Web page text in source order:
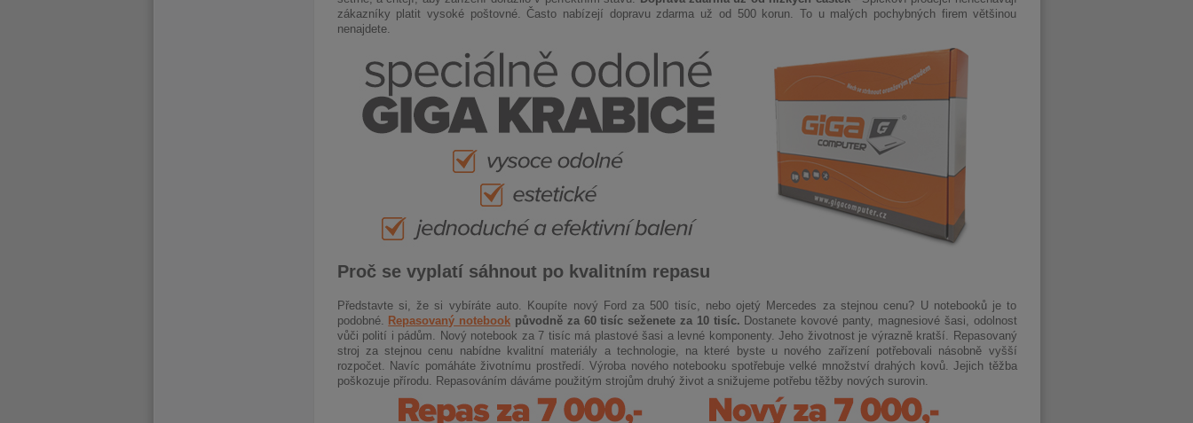
zákazníky platit vysoké poštovné. Často nabízejí dopravu zdarma už od 500 korun. To u malých pochybných firem většinou
nenajdete.
Proč se vyplatí sáhnout po kvalitním repasu
Představte si, že si vybíráte auto. Koupíte nový Ford za 500 tisíc, nebo ojetý Mercedes za stejnou cenu? U notebooků je to
podobné. Repasovaný notebook původně za 60 tisíc seženete za 10 tisíc. Dostanete kovové panty, magnesiové šasi, odolnost
vůči polití i pádům. Nový notebook za 7 tisíc má plastové šasi a levné komponenty. Jeho životnost je výrazně kratší. Repasovaný
stroj za stejnou cenu nabídne kvalitní materiály a technologie, na které byste u nového zařízení potřebovali násobně vyšší
rozpočet. Navíc pomáháte životnímu prostředí. Výroba nového notebooku spotřebuje velké množství drahých kovů. Jejich těžba
poškozuje přírodu. Repasováním dáváme použitým strojům druhý život a snižujeme potřebu těžby nových surovin.